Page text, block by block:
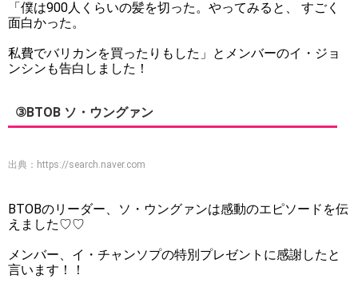
「僕は900人くらいの髪を切った。やってみると、 すごく
面白かった。
私費でバリカンを買ったりもした」とメンバーのイ・ジョ
ンシンも告白しました！
③BTOB ソ・ウングァン
出典： https://search.naver.com
BTOBのリーダー、ソ・ウングァンは感動のエピソードを伝
えました♡♡
メンバー、イ・チャンソプの特別プレゼントに感謝したと
言います！！